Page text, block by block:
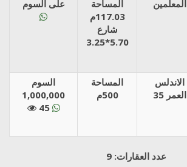
على السوم
المساحة
117.03م
شارع
5.70*3.25
المعلمين
السوم
1,000,000
45
المساحة
500م
الاندلس
العمر 35
عدد العقارات: 9